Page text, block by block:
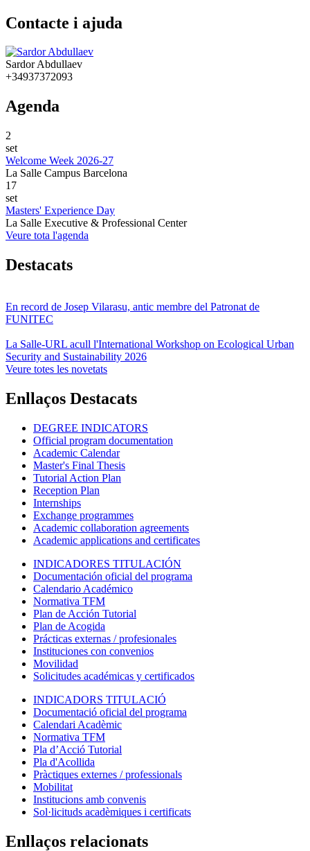
Contacte i ajuda
Sardor Abdullaev
+34937372093
Agenda
2
set
Welcome Week 2026-27
La Salle Campus Barcelona
17
set
Masters' Experience Day
La Salle Executive & Professional Center
Veure tota l'agenda
Destacats
En record de Josep Vilarasu, antic membre del Patronat de
FUNITEC
La Salle-URL acull l'International Workshop on Ecological Urban
Security and Sustainability 2026
Veure totes les novetats
Enllaços Destacats
DEGREE INDICATORS
Official program documentation
Academic Calendar
Master's Final Thesis
Tutorial Action Plan
Reception Plan
Internships
Exchange programmes
Academic collaboration agreements
Academic applications and certificates
INDICADORES TITULACIÓN
Documentación oficial del programa
Calendario Académico
Normativa TFM
Plan de Acción Tutorial
Plan de Acogida
Prácticas externas / profesionales
Instituciones con convenios
Movilidad
Solicitudes académicas y certificados
INDICADORS TITULACIÓ
Documentació oficial del programa
Calendari Acadèmic
Normativa TFM
Pla d’Acció Tutorial
Pla d'Acollida
Pràctiques externes / professionals
Mobilitat
Institucions amb convenis
Sol·licituds acadèmiques i certificats
Enllaços relacionats